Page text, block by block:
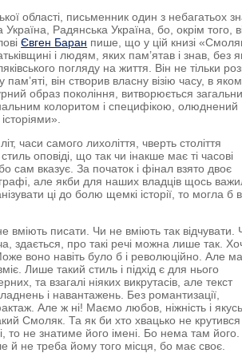
області, письменник один з небагатьох
Україна, Радянська Україна, бо, окрім того,
Євген Баран пише, що у цій книзі
і людям, яких пам’ятав і знав, без
погляду на життя. Він не тільки
він створив власну візію часу, в
образ покоління, витворюється
колоритом і специфікою, олюднений
часи самого лихоліття, чверть століття
оповіді, що так чи інакше має ті часові
сам вказує. За початок і фінал взято двоє
але якби для наших владців щось
ці до болю щемкі історії, то могла б
вміють писати. Чи не вміють так відчувати.
здається, про такі речі можна лише так.
воно навіть було б і революційно. Але
Лише такий стиль і підхід є для нього
та взагалі ніяких викрутасів, але текст
і навантажень. Без романтизації,
Але ж ні! Маємо любов, ніжність і якусь
Смоляк. Та як би хто хвацько не
то не знатиме його імені. Бо нема там
не треба йому того місця, бо має своє.